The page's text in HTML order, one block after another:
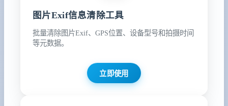
图片Exif信息清除工具
批量清除图片Exif、GPS位置、设备型号和拍摄时间
等元数据。
立即使用